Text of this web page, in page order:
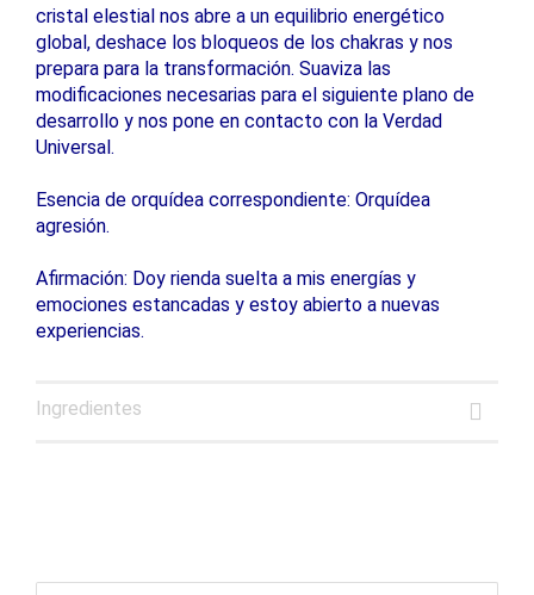
cristal elestial nos abre a un equilibrio energético
global, deshace los bloqueos de los chakras y nos
prepara para la transformación. Suaviza las
modificaciones necesarias para el siguiente plano de
desarrollo y nos pone en contacto con la Verdad
Universal.
Esencia de orquídea correspondiente: Orquídea
agresión.
Afirmación: Doy rienda suelta a mis energías y
emociones estancadas y estoy abierto a nuevas
experiencias.
Ingredientes